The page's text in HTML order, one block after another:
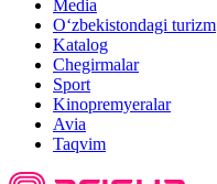
Media
O‘zbekistondagi turizm
Katalog
Chegirmalar
Sport
Kinopremyeralar
Avia
Taqvim